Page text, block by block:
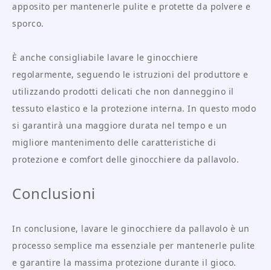
apposito per mantenerle pulite e protette da polvere e
sporco.
È anche consigliabile lavare le ginocchiere
regolarmente, seguendo le istruzioni del produttore e
utilizzando prodotti delicati che non danneggino il
tessuto elastico e la protezione interna. In questo modo
si garantirà una maggiore durata nel tempo e un
migliore mantenimento delle caratteristiche di
protezione e comfort delle ginocchiere da pallavolo.
Conclusioni
In conclusione, lavare le ginocchiere da pallavolo è un
processo semplice ma essenziale per mantenerle pulite
e garantire la massima protezione durante il gioco.